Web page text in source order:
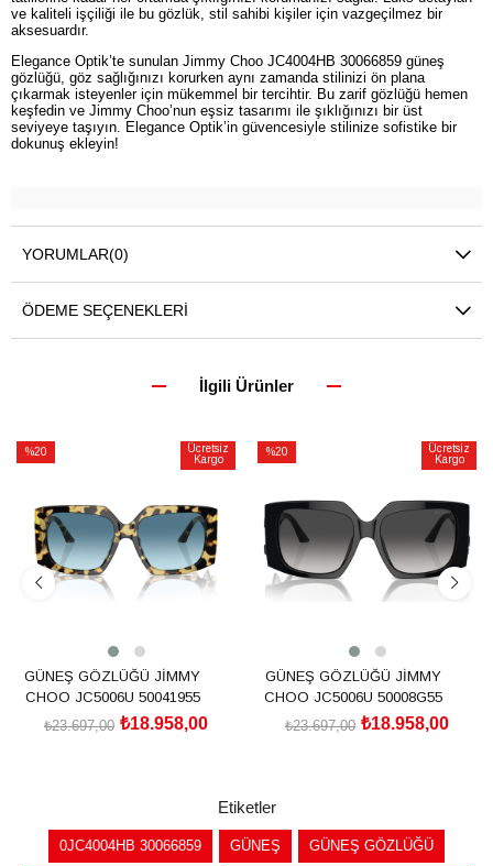
ve kaliteli işçiliği ile bu gözlük, stil sahibi kişiler için vazgeçilmez bir
aksesuardır.
Elegance Optik’te sunulan Jimmy Choo JC4004HB 30066859 güneş
gözlüğü, göz sağlığınızı korurken aynı zamanda stilinizi ön plana
çıkarmak isteyenler için mükemmel bir tercihtir. Bu zarif gözlüğü hemen
keşfedin ve Jimmy Choo’nun eşsiz tasarımı ile şıklığınızı bir üst
seviyeye taşıyın. Elegance Optik’in güvencesiyle stilinize sofistike bir
dokunuş ekleyin!
YORUMLAR(0)
ÖDEME SEÇENEKLERI
İlgili Ürünler
%20
Ücretsiz
Kargo
GÜNEŞ GÖZLÜĞÜ JİMMY
CHOO JC5006U 50041955
₺18.958,00
₺23.697,00
%20
Ücretsiz
Kargo
GÜNEŞ GÖZLÜĞÜ JİMMY
CHOO JC5006U 50008G55
₺18.958,00
₺23.697,00
Etiketler
0JC4004HB 30066859 GÜNEŞ GÜNEŞ GÖZLÜĞÜ